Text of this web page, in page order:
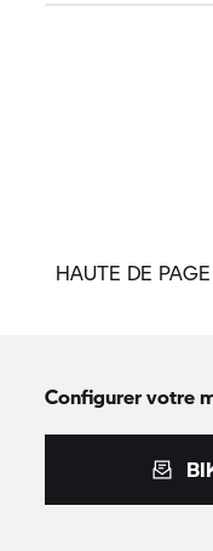
HAUTE DE PAGE
Configurer votre